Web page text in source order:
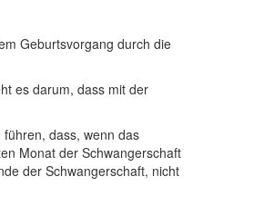
Geburtsvorgang durch die
es darum, dass mit der
dass, wenn das
Monat der Schwangerschaft
der Schwangerschaft, nicht